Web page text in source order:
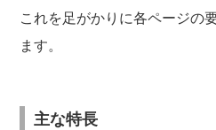
これを足がかりに各ページの
ます。
主な特長